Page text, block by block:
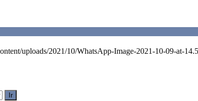
uploads/2021/10/WhatsApp-Image-2021-10-09-at-